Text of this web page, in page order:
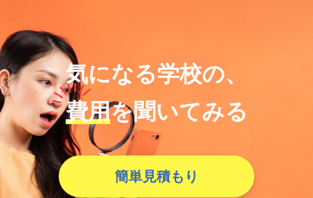
気になる学校の、
費用を聞いてみる
簡単見積もり